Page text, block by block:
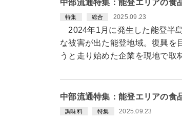
中部流通特集：能登エリアの食
特集 総合 2025.09.23
2024年1月に発生した能登半
な被害が出た能登地域。復興を
うと走り始めた企業を現地で取
中部流通特集：能登エリアの
調味料 特集 2025.09.23